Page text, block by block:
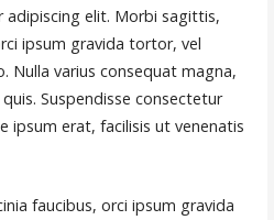
elit. Morbi sagittis,
ipsum gravida tortor, vel
Nulla varius consequat magna,
Suspendisse consectetur
ipsum erat, facilisis ut venenatis
faucibus, orci ipsum gravida